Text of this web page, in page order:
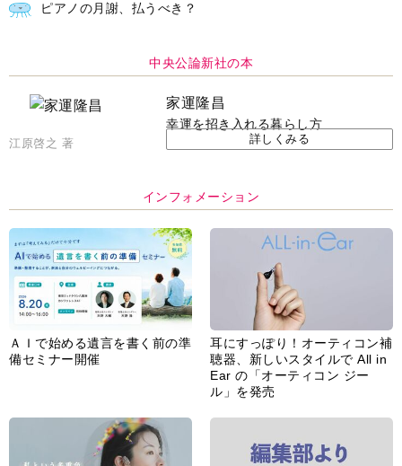
ピアノの月謝、払うべき？
中央公論新社の本
家運隆昌
幸運を招き入れる暮らし方
江原啓之 著 詳しくみる
インフォメーション
ＡＩで始める遺言を書く前の準
備セミナー開催
耳にすっぽり！オーティコン補
聴器、新しいスタイルで All in
Ear の「オーティコン ジー
ル」を発売